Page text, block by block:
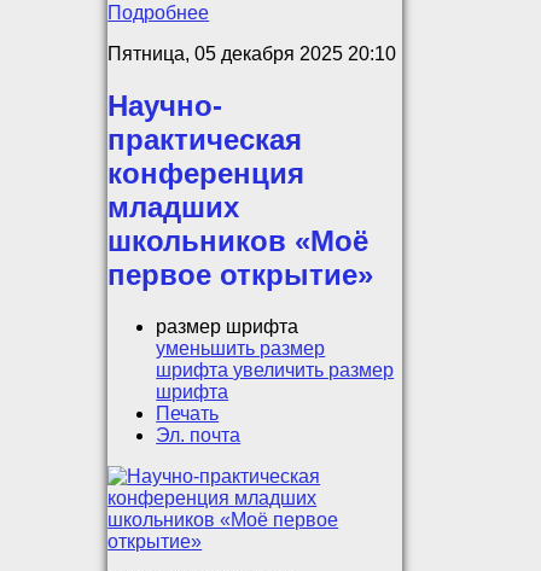
Подробнее
Пятница, 05 декабря 2025 20:10
Научно-
практическая
конференция
младших
школьников «Моё
первое открытие»
размер шрифта
уменьшить размер
шрифта увеличить размер
шрифта
Печать
Эл. почта